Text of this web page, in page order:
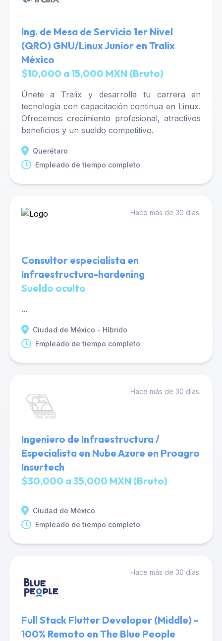
Ing. de Mesa de Servicio 1er Nivel
(QRO) GNU/Linux Junior en Tralix
México
$10,000 a 15,000 MXN (Bruto)
Únete a Tralix y desarrolla tu carrera en
tecnología con capacitación continua en Linux.
Ofrecemos crecimiento profesional, atractivos
beneficios y un sueldo competitivo.
Querétaro
Empleado de tiempo completo
Hace más de 30 días.
Consultor especialista en
Infraestructura-hardening
Sueldo oculto
...
Ciudad de México - Híbrido
Empleado de tiempo completo
Hace más de 30 días.
Ingeniero de Infraestructura /
Especialista en Nube Azure en Proagro
Insurtech
$30,000 a 35,000 MXN (Bruto)
Ciudad de México
Empleado de tiempo completo
Hace más de 30 días.
Full Stack Flutter Developer (Middle) -
100% Remoto en The Blue People